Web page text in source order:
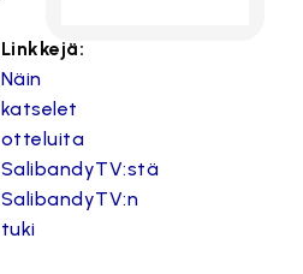
Linkkejä:
Näin
katselet
otteluita
SalibandyTV:stä
SalibandyTV:n
tuki